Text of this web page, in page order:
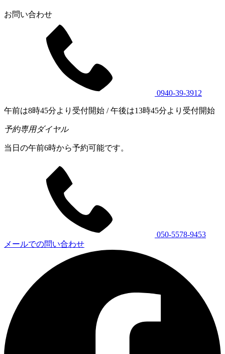
お問い合わせ
0940-39-3912
午前は8時45分より受付開始 / 午後は13時45分より受付開始
予約専用ダイヤル
当日の午前6時から予約可能です。
050-5578-9453
メールでの問い合わせ